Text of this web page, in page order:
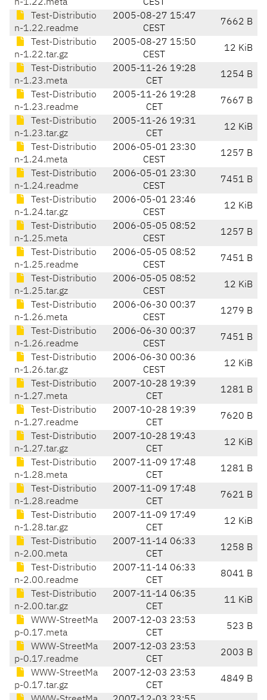
n-1.22.meta CEST
Test-Distributio
n-1.22.readme
2005-08-27 15:47
CEST
7662 B
Test-Distributio
n-1.22.tar.gz
2005-08-27 15:50
CEST
12 KiB
Test-Distributio
n-1.23.meta
2005-11-26 19:28
CET
1254 B
Test-Distributio
n-1.23.readme
2005-11-26 19:28
CET
7667 B
Test-Distributio
n-1.23.tar.gz
2005-11-26 19:31
CET
12 KiB
Test-Distributio
n-1.24.meta
2006-05-01 23:30
CEST
1257 B
Test-Distributio
n-1.24.readme
2006-05-01 23:30
CEST
7451 B
Test-Distributio
n-1.24.tar.gz
2006-05-01 23:46
CEST
12 KiB
Test-Distributio
n-1.25.meta
2006-05-05 08:52
CEST
1257 B
Test-Distributio
n-1.25.readme
2006-05-05 08:52
CEST
7451 B
Test-Distributio
n-1.25.tar.gz
2006-05-05 08:52
CEST
12 KiB
Test-Distributio
n-1.26.meta
2006-06-30 00:37
CEST
1279 B
Test-Distributio
n-1.26.readme
2006-06-30 00:37
CEST
7451 B
Test-Distributio
n-1.26.tar.gz
2006-06-30 00:36
CEST
12 KiB
Test-Distributio
n-1.27.meta
2007-10-28 19:39
CET
1281 B
Test-Distributio
n-1.27.readme
2007-10-28 19:39
CET
7620 B
Test-Distributio
n-1.27.tar.gz
2007-10-28 19:43
CET
12 KiB
Test-Distributio
n-1.28.meta
2007-11-09 17:48
CET
1281 B
Test-Distributio
n-1.28.readme
2007-11-09 17:48
CET
7621 B
Test-Distributio
n-1.28.tar.gz
2007-11-09 17:49
CET
12 KiB
Test-Distributio
n-2.00.meta
2007-11-14 06:33
CET
1258 B
Test-Distributio
n-2.00.readme
2007-11-14 06:33
CET
8041 B
Test-Distributio
n-2.00.tar.gz
2007-11-14 06:35
CET
11 KiB
WWW-StreetMa
p-0.17.meta
2007-12-03 23:53
CET
523 B
WWW-StreetMa
p-0.17.readme
2007-12-03 23:53
CET
2003 B
WWW-StreetMa
p-0.17.tar.gz
2007-12-03 23:53
CET
4849 B